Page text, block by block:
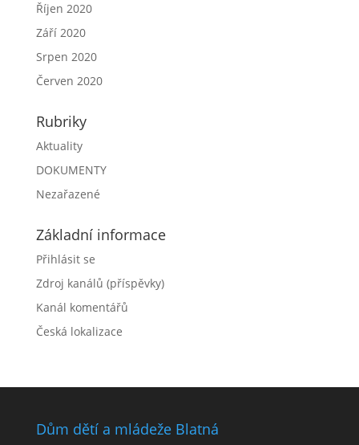
Říjen 2020
Září 2020
Srpen 2020
Červen 2020
Rubriky
Aktuality
DOKUMENTY
Nezařazené
Základní informace
Přihlásit se
Zdroj kanálů (příspěvky)
Kanál komentářů
Česká lokalizace
Dům dětí a mládeže Blatná